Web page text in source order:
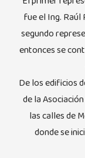
fue el Ing.
segundo
entonces se
De los edificios
de la
las calles de
donde se